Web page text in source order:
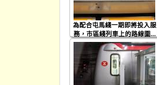
為配合屯馬綫一期即將投入服
務，市區綫列車上的路線圖...